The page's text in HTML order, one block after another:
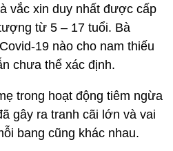
vắc xin duy nhất được cấp
từ 5 – 17 tuổi. Bà
19 nào cho nam thiếu
chưa thể xác định.
trong hoạt động tiêm ngừa
gây ra tranh cãi lớn và vai
bang cũng khác nhau.